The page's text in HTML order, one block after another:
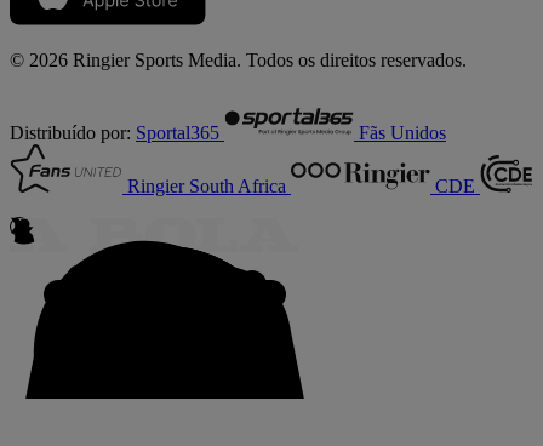
© 2026 Ringier Sports Media. Todos os direitos reservados.
Distribuído por: Sportal365 Fãs Unidos
Ringier South Africa CDE